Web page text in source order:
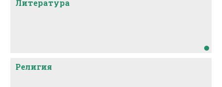
Литература
Религия